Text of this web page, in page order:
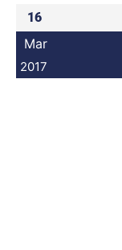
16
Mar
2017